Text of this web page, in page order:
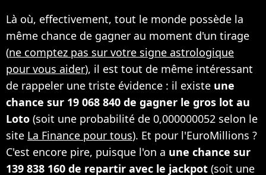
Là où, effectivement, tout le monde possède la
même chance de gagner au moment d'un tirage
(ne comptez pas sur votre signe astrologique
pour vous aider), il est tout de même intéressant
de rappeler une triste évidence : il existe une
chance sur 19 068 840 de gagner le gros lot au
Loto (soit une probabilité de 0,000000052 selon le
site La Finance pour tous). Et pour l'EuroMillions ?
C'est encore pire, puisque l'on a une chance sur
139 838 160 de repartir avec le jackpot (soit une